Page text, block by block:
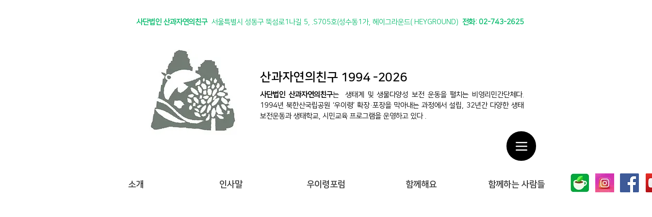
사단법인 산과자연의친구 서울특별시 성동구 뚝섬로1나길 5, .S705호(성수동1가, 헤이그라운드( HEYGROUND) 전화: 02-743-2625​​​
산과자연의친구 1994 -2026
사단법인 산과자연의친구는 생태계 및 생물다양성 보전 운동을 펼치는 비영리민간단체다.
1994년 북한산국립공원 ‘우이령’ 확장·포장을 막아내는 과정에서 설립, 32년간 다양한 생태
보전운동과 생태학교, 시민교육 프로그램을 운영하고 있다 .
소개 인사말 우이령포럼 함께해요 함께하는 사람들